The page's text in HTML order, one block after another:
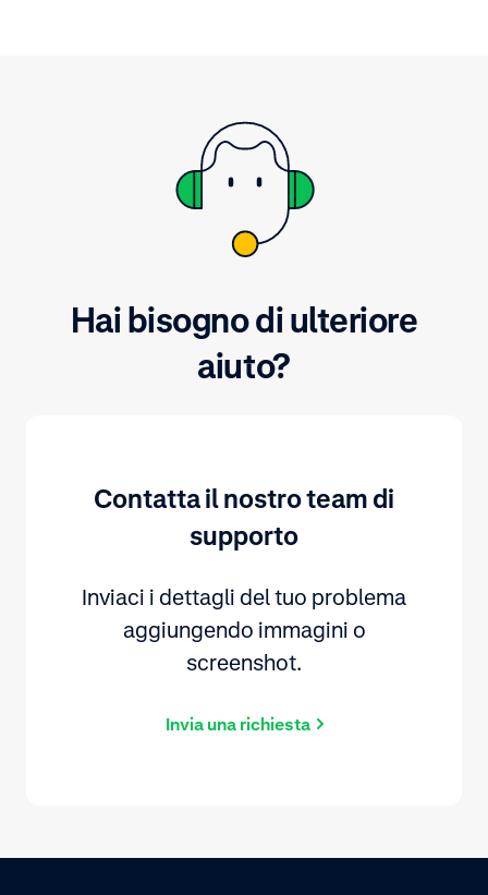
Hai bisogno di ulteriore
aiuto?
Contatta il nostro team di
supporto
Inviaci i dettagli del tuo problema
aggiungendo immagini o
screenshot.
Invia una richiesta